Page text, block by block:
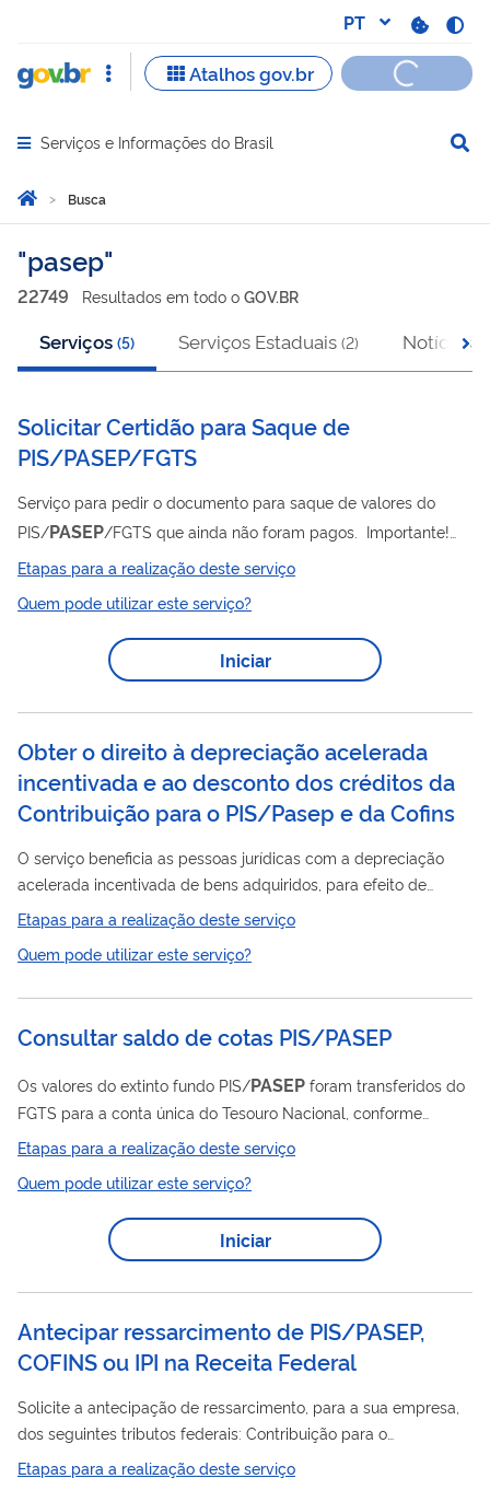
Abrir menu principal de navegação
Serviços e Informações do Brasil
Você está aqui:
Página Inicial
Busca
Busca
pasep
22749 Resultados em todo o GOV.BR
Serviços (5) Serviços Estaduais (2) Notícias
Solicitar Certidão para Saque de
PIS/PASEP/FGTS
Serviço para pedir o documento para saque de valores do
PIS/PASEP/FGTS que ainda não foram pagos. Importante!
Você já consegue baixar sua certidão se ela estiver disponível
no sistema. Se não estiver, é só consultar novamente em até 7
dias que ela estará lá. Este pedido é realizado totalmente pela
internet, você não precisa ir ao INSS.
Etapas para a realização deste serviço
Quem pode utilizar este serviço?
Iniciar
Obter o direito à depreciação acelerada
incentivada e ao desconto dos créditos da
Contribuição para o PIS/Pasep e da Cofins
O serviço beneficia as pessoas jurídicas com a depreciação
acelerada incentivada de bens adquiridos, para efeito de
cálculo do imposto sobre a renda, e com o desconto dos
prazo de 12 (doze) meses contado da aquisição dos créditos
Etapas para a realização deste serviço
Quem pode utilizar este serviço?
Consultar saldo de cotas PIS/PASEP
Os valores do extinto fundo PIS/PASEP foram transferidos do
FGTS para a conta única do Tesouro Nacional, conforme
determinou o art. 121 do Ato das Disposições Constitucionais
Transitórias. Agora, por meio deste serviço o trabalhador (ou
seu beneficiário legal em caso de falecimento) poderá verificar
se há ou não valores a serem sacados e como proceder para
retirar o dinheiro, inclusive com orientações específicas para
Etapas para a realização deste serviço
Quem pode utilizar este serviço?
Iniciar
Antecipar ressarcimento de PIS/PASEP,
COFINS ou IPI na Receita Federal
Solicite a antecipação de ressarcimento, para a sua empresa,
dos seguintes tributos federais: Contribuição para o
PIS/PASEP , de Contribuição para o Financiamento da
Etapas para a realização deste serviço